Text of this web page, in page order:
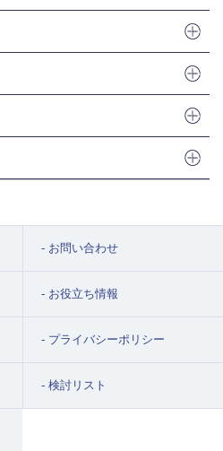
お問い合わせ
お役立ち情報
プライバシーポリシー
検討リスト